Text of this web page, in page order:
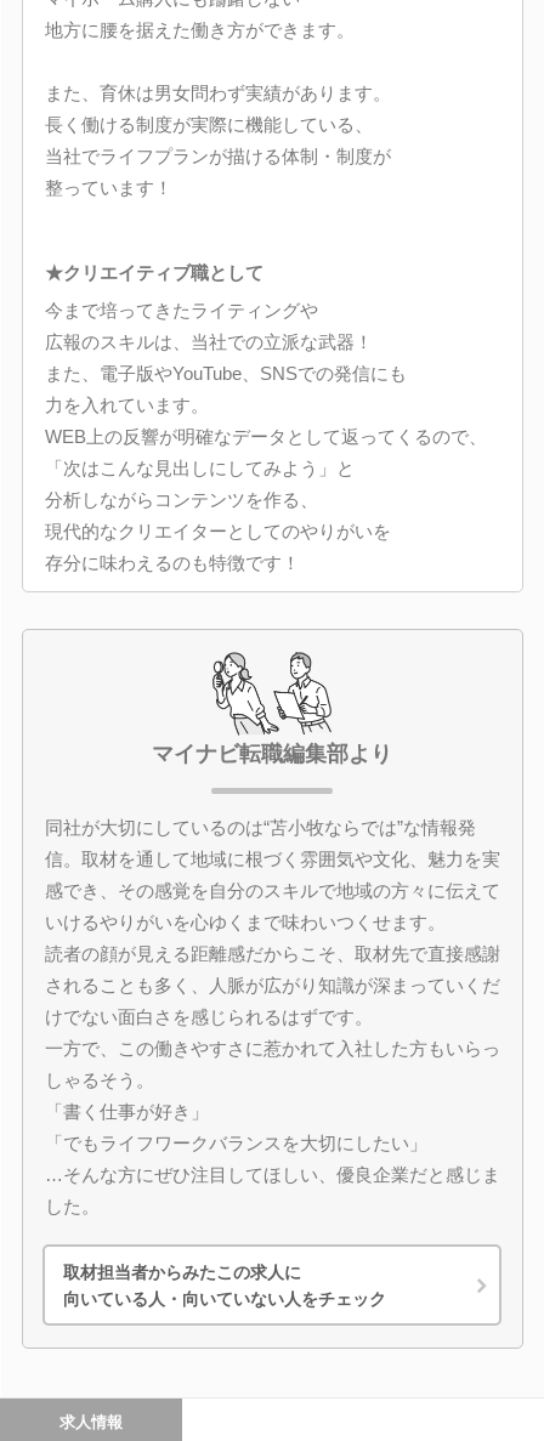
地方に腰を据えた働き方ができます。
また、育休は男女問わず実績があります。
長く働ける制度が実際に機能している、
当社でライフプランが描ける体制・制度が
整っています！
★クリエイティブ職として
今まで培ってきたライティングや
広報のスキルは、当社での立派な武器！
また、電子版やYouTube、SNSでの発信にも
力を入れています。
WEB上の反響が明確なデータとして返ってくるので、
「次はこんな見出しにしてみよう」と
分析しながらコンテンツを作る、
現代的なクリエイターとしてのやりがいを
存分に味わえるのも特徴です！
マイナビ転職編集部より
同社が大切にしているのは“苫小牧ならでは”な情報発
信。取材を通して地域に根づく雰囲気や文化、魅力を実
感でき、その感覚を自分のスキルで地域の方々に伝えて
いけるやりがいを心ゆくまで味わいつくせます。
読者の顔が見える距離感だからこそ、取材先で直接感謝
されることも多く、人脈が広がり知識が深まっていくだ
けでない面白さを感じられるはずです。
一方で、この働きやすさに惹かれて入社した方もいらっ
しゃるそう。
「書く仕事が好き」
「でもライフワークバランスを大切にしたい」
…そんな方にぜひ注目してほしい、優良企業だと感じま
した。
取材担当者からみたこの求人に
向いている人・向いていない人をチェック
求人情報